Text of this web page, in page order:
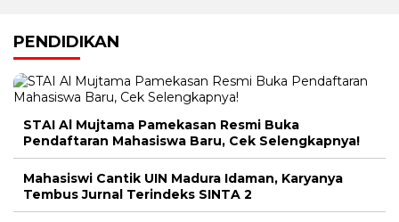
pos
PENDIDIKAN
STAI Al Mujtama Pamekasan Resmi Buka
Pendaftaran Mahasiswa Baru, Cek Selengkapnya!
Mahasiswi Cantik UIN Madura Idaman, Karyanya
Tembus Jurnal Terindeks SINTA 2